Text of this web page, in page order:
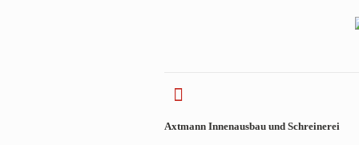
Axtmann Innenausbau und Schreinerei